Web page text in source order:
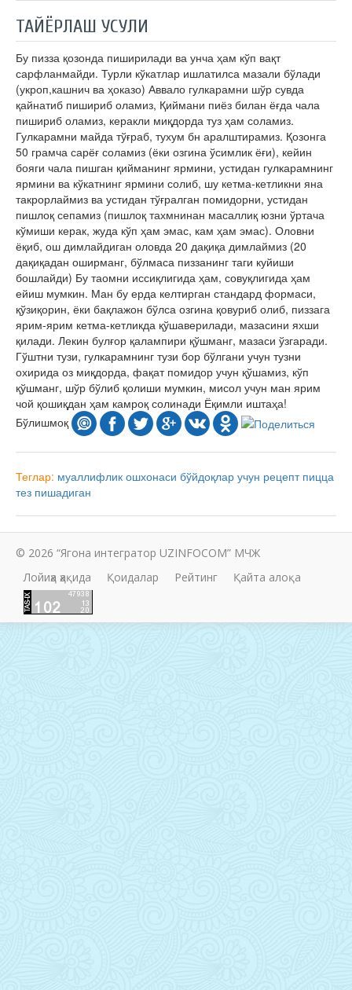
ТАЙЁРЛАШ УСУЛИ
Бу пизза қозонда пиширилади ва унча ҳам кўп вақт
сарфланмайди. Турли кўкатлар ишлатилса мазали бўлади
(укроп,кашнич ва ҳоказо) Аввало гулкарамни шўр сувда
қайнатиб пишириб оламиз, Қиймани пиёз билан ёғда чала
пишириб оламиз, керакли миқдорда туз ҳам соламиз.
Гулкарамни майда тўғраб, тухум бн аралштирамиз. Қозонга
50 грамча сарёғ соламиз (ёки озгина ўсимлик ёғи), кейин
бояги чала пишган қийманинг ярмини, устидан гулкарамнинг
ярмини ва кўкатнинг ярмини солиб, шу кетма-кетликни яна
такрорлаймиз ва устидан тўғралган помидорни, устидан
пишлоқ сепамиз (пишлоқ тахмнинан масаллиқ юзни ўртача
кўмиши керак, жуда кўп ҳам эмас, кам ҳам эмас). Оловни
ёқиб, ош димлайдиган оловда 20 дақиқа димлаймиз (20
дақиқадан оширманг, бўлмаса пиззанинг таги куйиши
бошлайди) Бу таомни иссиқлигида ҳам, совуқлигида ҳам
ейиш мумкин. Ман бу ерда келтирган стандард формаси,
қўзиқорин, ёки бақлажон бўлса озгина қовуриб олиб, пиззага
ярим-ярим кетма-кетликда қўшаверилади, мазасини яхши
қилади. Лекин булғор қалампири қўшманг, мазаси ўзгаради.
Гўштни тузи, гулкарамнинг тузи бор бўлгани учун тузни
охирида оз миқдорда, фақат помидор учун қўшамиз, кўп
қўшманг, шўр бўлиб қолиши мумкин, мисол учун ман ярим
чой қошиқдан ҳам камроқ солинади Ёқимли иштаҳа!
Бўлишмоқ
Теглар: муаллифлик ошхонаси бўйдоқлар учун рецепт пицца
тез пишадиган
© 2026 “Ягона интегратор UZINFOCOM” МЧЖ
Лойиҳа ҳақида
Қоидалар Рейтинг Қайта алоқа